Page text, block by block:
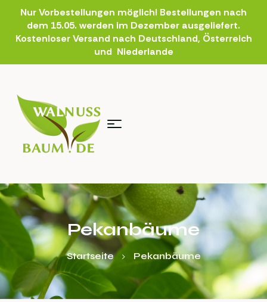
Nur Vorbestellungen möglich! Bestellungen nach
dem 15.05. werden im Dezember ausgeliefert.
Kostenloser Versand nach Deutschland, Österreich
und Niederlande
Pekanbäume
Startseite Pekanbäume